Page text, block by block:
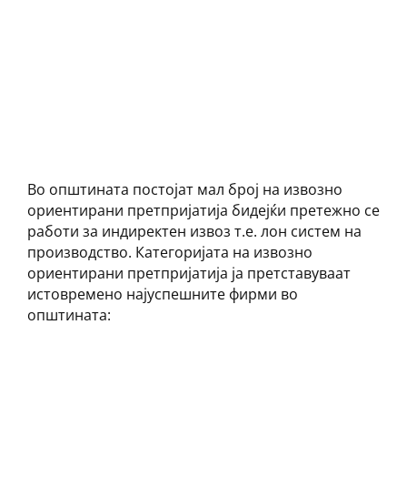
Во општината постојат мал број на извозно
ориентирани претпријатија бидејќи претежно се
работи за индиректен извоз т.е. лон систем на
производство. Категоријата на извозно
ориентирани претпријатија ја претставуваат
истовремено најуспешните фирми во
општината: